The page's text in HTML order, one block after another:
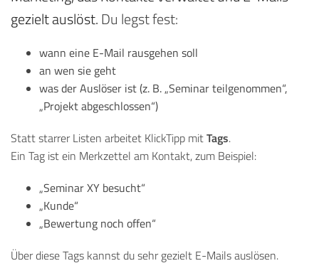
gezielt auslöst. Du legst fest:
wann eine E-Mail rausgehen soll
an wen sie geht
was der Auslöser ist (z. B. „Seminar teilgenommen“,
„Projekt abgeschlossen“)
Statt starrer Listen arbeitet KlickTipp mitTags.
Ein Tag ist ein Merkzettel am Kontakt, zum Beispiel:
„Seminar XY besucht“
„Kunde“
„Bewertung noch offen“
Über diese Tags kannst du sehr gezielt E-Mails auslösen.